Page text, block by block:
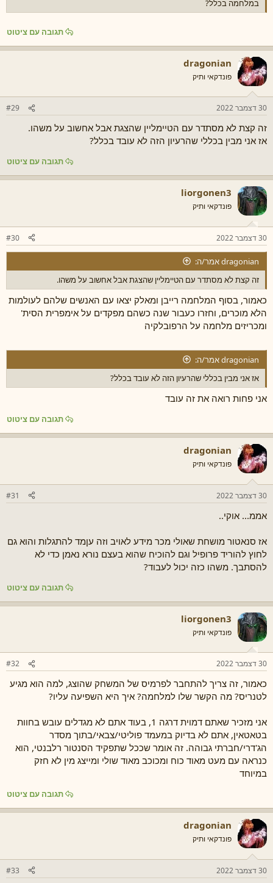
במלחמה בכלל?
תגובה עם ציטוט
dragonian
פונדקאי ותיק
30 דצמבר 2022 #29
זה קצת לא מסתדר עם הטיימליין שהצגת אבל אחשוב על משהו.
אז אני מבין בכללי שהרעיון הזה לא עובד בכלל?
תגובה עם ציטוט
liorgonen3
פונדקאי ותיק
30 דצמבר 2022 #30
dragonian אמר/ה:
זה קצת לא מסתדר עם הטיימליין שהצגת אבל אחשוב על משהו.
כאמור, בסוף המלחמה רייבן ומאלק יצאו עם האנשים שלהם לעולמות
הלא מוכרים, וחזרו כעבור שנה כשהם מפקדים על אימפרית הסית'
ומכריזים מלחמה על הרפובלקיה
dragonian אמר/ה:
אז אני מבין בכללי שהרעיון הזה לא עובד בכלל?
אני פחות רואה את זה עובד
תגובה עם ציטוט
dragonian
פונדקאי ותיק
30 דצמבר 2022 #31
אממ... אוקי..
אז סנאטור מושחת שאולי מכר מידע לאויב וזה עןמד להתגלות והוא גם
לחוץ להוריד פרופיל וגם להוכיח שהוא בעצם נורא נאמן כדי לא
להסתבך. משהו כזה יכול לעבוד?
תגובה עם ציטוט
liorgonen3
פונדקאי ותיק
30 דצמבר 2022 #32
כאמור, זה צריך להתחבר לפרמיס של המשחק שהוצג, למה הוא מגיע
לטנריס? מה הקשר שלו למלחמה? איך היא השפיעה עליו?
אני מזכיר שאתם דמוית דרגה 1, בעוד אתם לא מגדלים עובש בחוות
בטאטאין, אתם לא בדיוק במעמד פוליטי/צבאי/בתוך מסדר
הג'דרי/חברתי גבוהה. זה אומר שככל שתפקיד הסנטור רלבנטי, הוא
כנראה עם מעט מאוד כוח ומכוכב מאוד שולי ומייצג מין לא חזק
במיוחד
תגובה עם ציטוט
dragonian
פונדקאי ותיק
30 דצמבר 2022 #33